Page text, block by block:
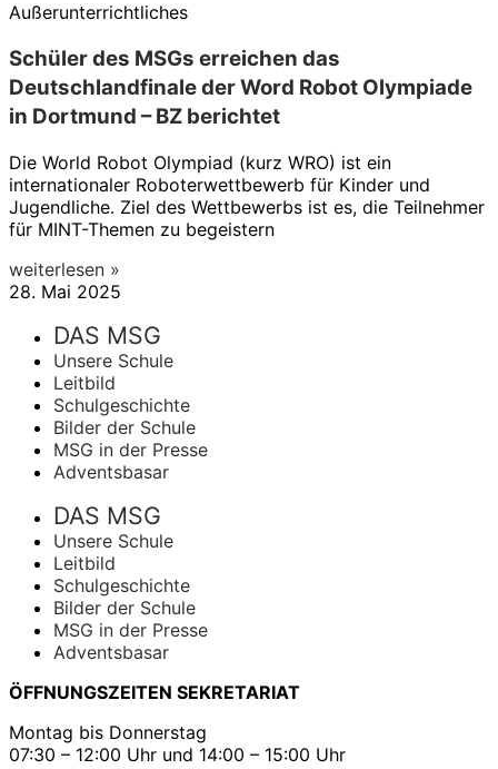
Außerunterrichtliches
Schüler des MSGs erreichen das
Deutschlandfinale der Word Robot Olympiade
in Dortmund – BZ berichtet
Die World Robot Olympiad (kurz WRO) ist ein
internationaler Roboterwettbewerb für Kinder und
Jugendliche. Ziel des Wettbewerbs ist es, die Teilnehmer
für MINT-Themen zu begeistern
weiterlesen »
28. Mai 2025
DAS MSG
Unsere Schule
Leitbild
Schulgeschichte
Bilder der Schule
MSG in der Presse
Adventsbasar
DAS MSG
Unsere Schule
Leitbild
Schulgeschichte
Bilder der Schule
MSG in der Presse
Adventsbasar
ÖFFNUNGSZEITEN SEKRETARIAT
Montag bis Donnerstag
07:30 – 12:00 Uhr und 14:00 – 15:00 Uhr